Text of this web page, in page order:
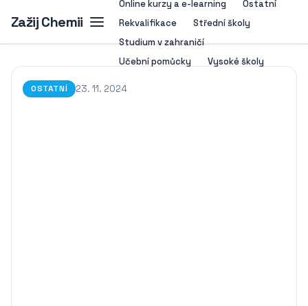
Zažij Chemii
Online kurzy a e-learning
Ostatní
Rekvalifikace
Střední školy
Studium v zahraničí
Učební pomůcky
Vysoké školy
OSTATNÍ 23. 11. 2024